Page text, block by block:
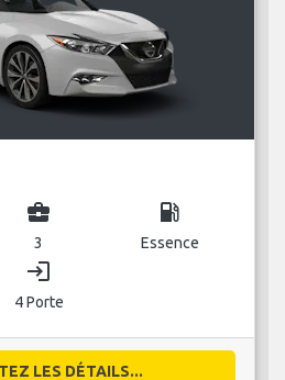
business_center
3
local_gas_station
Essence
login
4 Porte
LES DÉTAILS...